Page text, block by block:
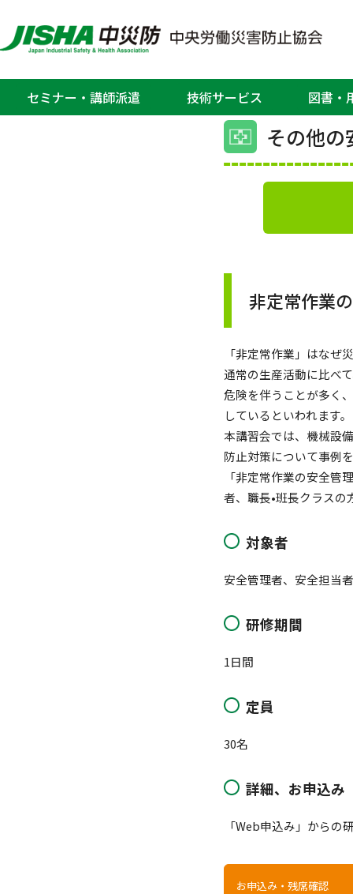
セミナー・講師派遣 技術サービス 図書・
関東
その他
非定常作業
「非定常作業」はなぜ
通常の生産活動に比べ
危険を伴うことが多く
しているといわれます。
本講習会では、機械設
防止対策について事例
「非定常作業の安全
者、職長•班長クラス
対象者
安全管理者、安全担当
研修期間
1日間
定員
30名
詳細、お申込み
「Web申込み」から
お申込み・残席確認